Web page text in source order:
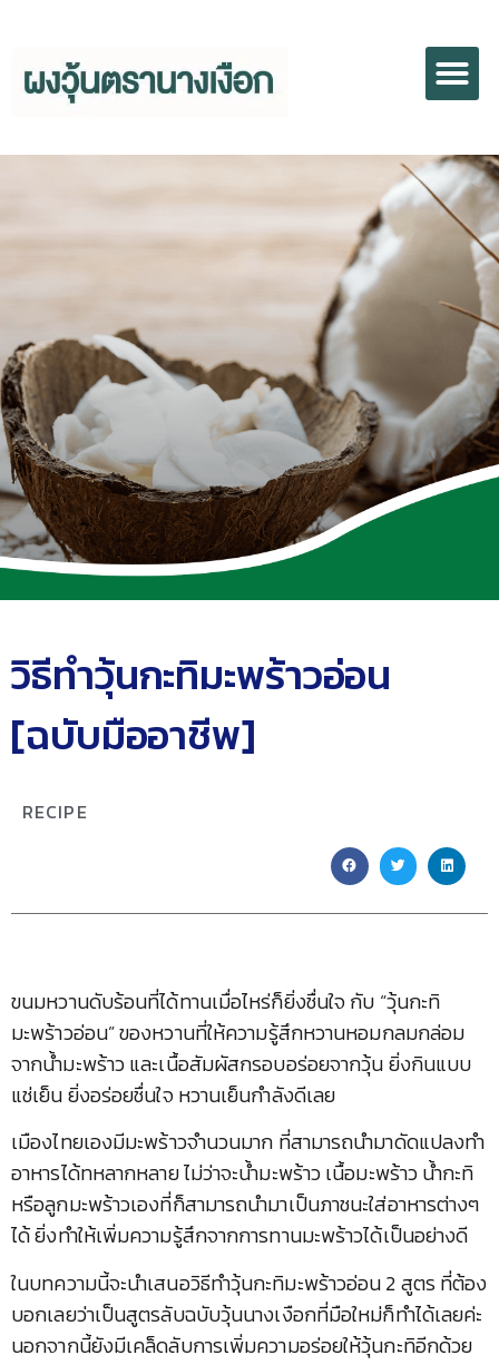
วิธีทำวุ้นกะทิมะพร้าวอ่อน
[ฉบับมืออาชีพ]
RECIPE
ขนมหวานดับร้อนที่ได้ทานเมื่อไหร่ก็ยิ่งชื่นใจ กับ “วุ้นกะทิ
มะพร้าวอ่อน” ของหวานที่ให้ความรู้สึกหวานหอมกลมกล่อม
จากน้ำมะพร้าว และเนื้อสัมผัสกรอบอร่อยจากวุ้น ยิ่งกินแบบ
แช่เย็น ยิ่งอร่อยชื่นใจ หวานเย็นกำลังดีเลย
เมืองไทยเองมีมะพร้าวจำนวนมาก ที่สามารถนำมาดัดแปลงทำ
อาหารได้ทหลากหลาย ไม่ว่าจะน้ำมะพร้าว เนื้อมะพร้าว น้ำกะทิ
หรือลูกมะพร้าวเองที่ก็สามารถนำมาเป็นภาชนะใส่อาหารต่างๆ
ได้ ยิ่งทำให้เพิ่มความรู้สึกจากการทานมะพร้าวได้เป็นอย่างดี
ในบทความนี้จะนำเสนอวิธีทำวุ้นกะทิมะพร้าวอ่อน 2 สูตร ที่ต้อง
บอกเลยว่าเป็นสูตรลับฉบับวุ้นนางเงือกที่มือใหม่ก็ทำได้เลยค่ะ
นอกจากนี้ยังมีเคล็ดลับการเพิ่มความอร่อยให้วุ้นกะทิอีกด้วย